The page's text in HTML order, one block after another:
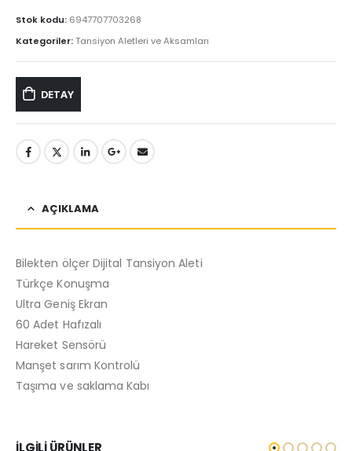
Stok kodu: 6947707703268
Kategoriler:Tansiyon Aletleri ve Aksamları
DETAY
AÇIKLAMA
Bilekten ölçer Dijital Tansiyon Aleti
Türkçe Konuşma
Ultra Geniş Ekran
60 Adet Hafızalı
Hareket Sensörü
Manşet sarım Kontrolü
Taşıma ve saklama Kabı
İLGILI ÜRÜNLER